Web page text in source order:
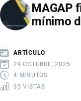
MINA
DE
LA
ECONOMÍA
MAGAP
mínimo
ARTÍCULO
29 OCTUBRE, 2025
4 MINUTOS
35 VISTAS